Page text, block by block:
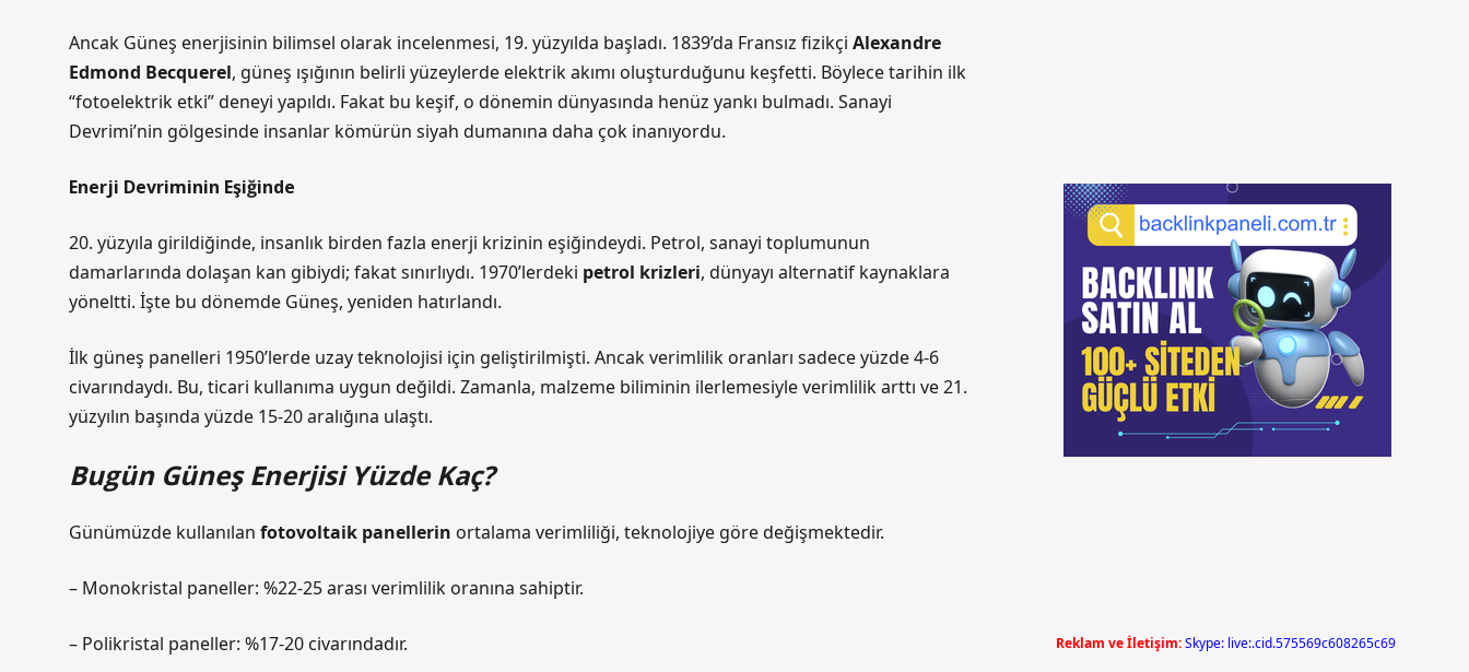
Ancak Güneş enerjisinin bilimsel olarak incelenmesi, 19. yüzyılda başladı. 1839’da Fransız fizikçi Alexandre
Edmond Becquerel, güneş ışığının belirli yüzeylerde elektrik akımı oluşturduğunu keşfetti. Böylece tarihin ilk
“fotoelektrik etki” deneyi yapıldı. Fakat bu keşif, o dönemin dünyasında henüz yankı bulmadı. Sanayi
Devrimi’nin gölgesinde insanlar kömürün siyah dumanına daha çok inanıyordu.
Enerji Devriminin Eşiğinde
20. yüzyıla girildiğinde, insanlık birden fazla enerji krizinin eşiğindeydi. Petrol, sanayi toplumunun
damarlarında dolaşan kan gibiydi; fakat sınırlıydı. 1970’lerdeki petrol krizleri, dünyayı alternatif kaynaklara
yöneltti. İşte bu dönemde Güneş, yeniden hatırlandı.
İlk güneş panelleri 1950’lerde uzay teknolojisi için geliştirilmişti. Ancakverimlilik oranları sadece yüzde 4-6
civarındaydı. Bu, ticari kullanıma uygun değildi. Zamanla, malzeme biliminin ilerlemesiyle verimlilik arttı ve 21.
yüzyılın başında yüzde 15-20 aralığına ulaştı.
Bugün Güneş Enerjisi Yüzde Kaç?
Günümüzde kullanılan fotovoltaik panellerin ortalama verimliliği, teknolojiye göre değişmektedir.
– Monokristal paneller: %22-25 arası verimlilik oranına sahiptir.
– Polikristal paneller: %17-20 civarındadır. Reklam ve İletişim:Skype: live:.cid.575569c608265c69